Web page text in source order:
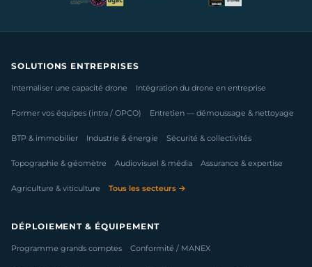
SOLUTIONS ENTREPRISES
Internaliser une capacité drone Intégration du drone en entreprise
Former vos équipes (intra / OPCO) Entretien — démoussage & nettoyage
BTP & immobilier Industrie & énergie Sécurité & collectivités
Topographie & géomètre Audiovisuel & média Assurance & expertise
Agriculture & viticulture Tous les secteurs →
DÉPLOIEMENT & ÉQUIPEMENT
Programme grands comptes Conformité / MANEX